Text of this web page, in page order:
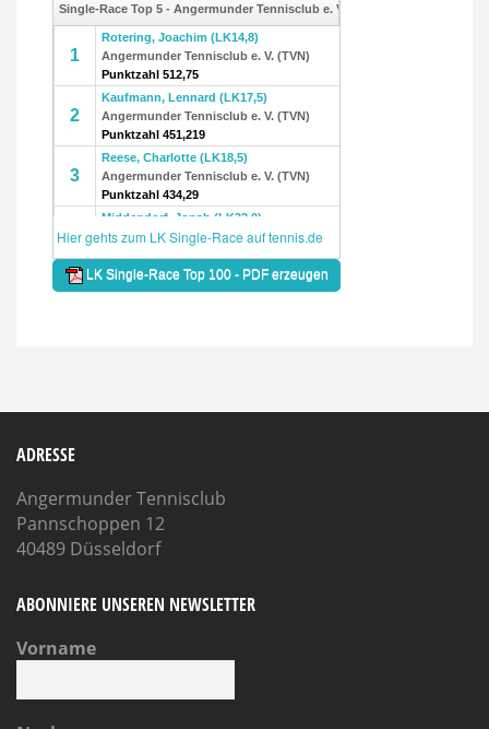
ADRESSE
Angermunder Tennisclub
Pannschoppen 12
40489 Düsseldorf
ABONNIERE UNSEREN NEWSLETTER
Vorname